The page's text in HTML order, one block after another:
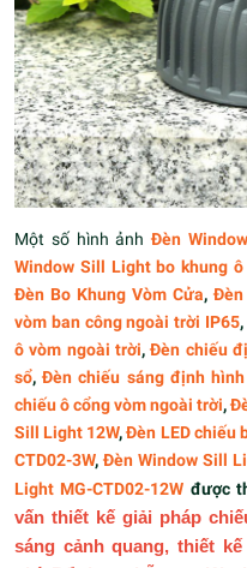
Một số hình ảnhĐèn
Window Sill Light bo khung
Đèn Bo Khung Vòm Cửa, Đèn
vòm ban công ngoài trời IP65,
ô vòm ngoài trời,Đèn chiếu
sổ,Đèn chiếu sáng định
chiếu ô cổng vòm ngoài trời,
Sill Light 12W,Đèn LED chiếu
CTD02-3W, Đèn Window Sill
Light MG-CTD02-12W được
vấn thiết kế giải pháp
sáng cảnh quang, thiết